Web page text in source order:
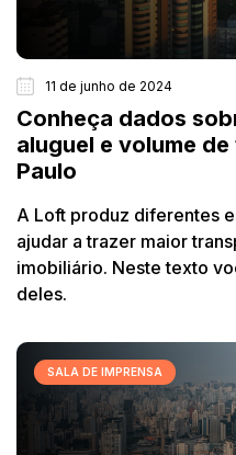
11 de junho de 2024
Conheça dados
aluguel e volume
Paulo
A Loft produz diferentes
ajudar a trazer maior
imobiliário. Neste texto
deles.
SALA DE IMPRENSA